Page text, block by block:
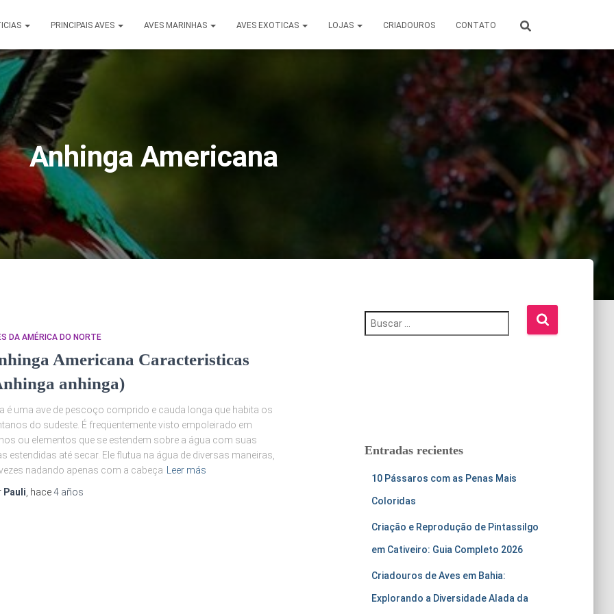
PRINCIPAIS AVES AVES MARINHAS AVES EXOTICAS LOJAS CRIADOUROS CONTATO
Anhinga Americana
DA AMÉRICA DO NORTE
Americana Caracteristicas
anhinga)
é uma ave de pescoço comprido e cauda longa que habita os
do sudeste. É freqüentemente visto empoleirado em
ou elementos que se estendem sobre a água com suas
estendidas até secar. Ele flutua na água de diversas maneiras,
nadando apenas com a cabeça
Leer más
Pauli , hace4 años
Entradas recientes
10 Pássaros com as Penas Mais
Coloridas
Criação e Reprodução de Pintassilgo
em Cativeiro: Guia Completo 2026
Criadouros de Aves em Bahia:
Explorando a Diversidade Alada da